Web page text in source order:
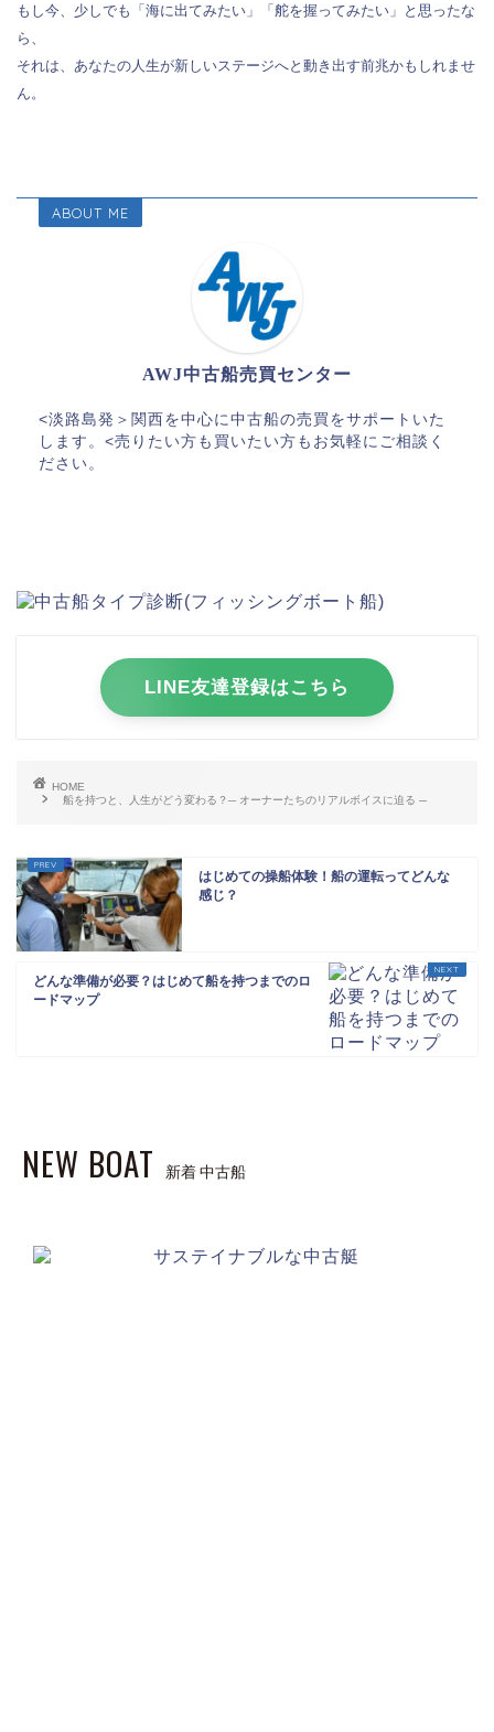
もし今、少しでも「海に出てみたい」「舵を握ってみたい」と思ったな
ら、
それは、あなたの人生が新しいステージへと動き出す前兆かもしれませ
ん。
ABOUT ME
AWJ中古船売買センター
<淡路島発＞関西を中心に中古船の売買をサポートいた
します。<売りたい方も買いたい方もお気軽にご相談く
ださい。
LINE友達登録はこちら
HOME
船を持つと、人生がどう変わる？─ オーナーたちのリアルボイスに迫る ─
はじめての操船体験！船の運転ってどんな
感じ？
どんな準備が必要？はじめて船を持つまでのロ
ードマップ
NEW BOAT 新着 中古船